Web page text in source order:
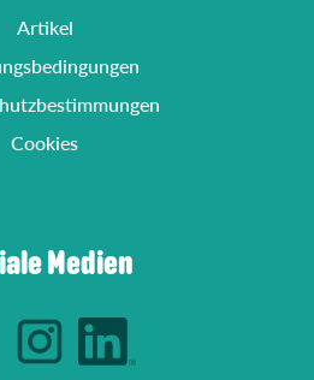
Artikel
Cookies
Medien